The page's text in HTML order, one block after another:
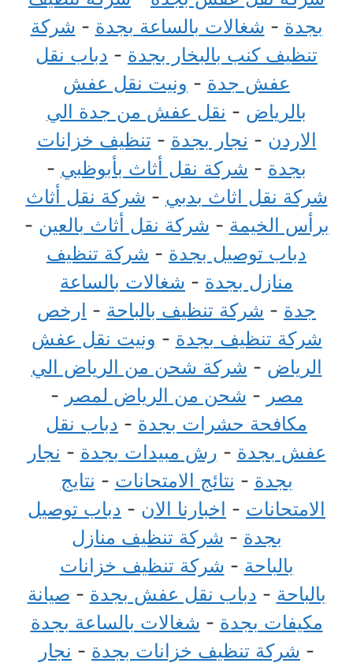
بجدة - شغالات بالساعة بجدة - شركة
تنظيف كنب بالبخار بجدة - دباب نقل
عفش جدة - ونيت نقل عفش
بالرياض - نقل عفش من جدة الي
الاردن - نجار بجدة - تنظيف خزانات
بجدة - شركة نقل أثاث بأبوظبي -
شركة نقل اثاث بدبي - شركة نقل أثاث
برأس الخيمة - شركة نقل أثاث بالعين -
دباب توصيل بجدة - شركة تنظيف
منازل بجدة - شغالات بالساعة
جدة - شركة تنظيف بالباحة - ارخص
شركة تنظيف بجدة - ونيت نقل عفش
الرياض - شركة شحن من الرياض الي
مصر - شحن من الرياض لمصر -
مكافحة حشرات بجدة - دباب نقل
عفش بجدة - رش مبيدات بجدة - نجار
بجدة - نتائج الامتحانات - نتايج
الامتحانات - اخبارنا الان - دباب توصيل
بجدة - شركة تنظيف منازل
بالباحة - شركة تنظيف خزانات
بالباحة - دباب نقل عفش بجدة - صيانة
مكيفات بجدة - شغالات بالساعة بجدة
- شركة تنظيف خزانات بجدة - نجار